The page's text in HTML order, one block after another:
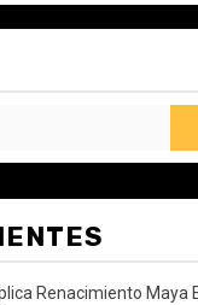
Renacimiento Maya